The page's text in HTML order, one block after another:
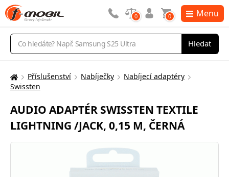
Vyhledávání
Hledat
0 0 Menu
Zde
nacházíte:
Příslušenství Nabíječky
Nabíjecí adaptéry
Swissten
AUDIO ADAPTÉR SWISSTEN TEXTILE
LIGHTNING /JACK, 0,15 M, ČERNÁ